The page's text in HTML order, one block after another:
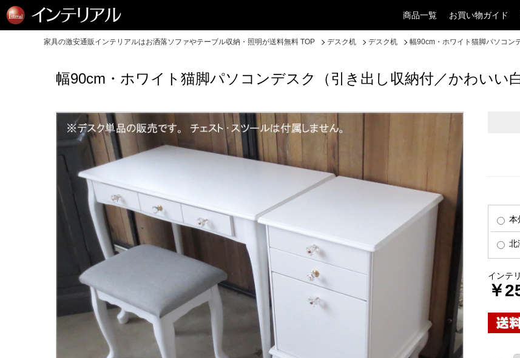
商品一覧 お買い物ガイド
家具の激安通販インテリアルはお洒落ソファやテーブル収納・照明が送料無料 TOP デスク机 デスク机 幅90cm・ホワイト猫脚パソコン
幅90cm・ホワイト猫脚パソコンデスク（引き出し収納付／かわいい
本
北
インテ
￥